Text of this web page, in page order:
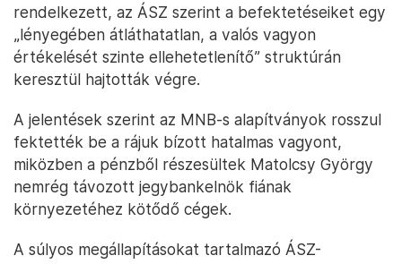
rendelkezett, az ÁSZ szerint a befektetéseiket egy
„lényegében átláthatatlan, a valós vagyon
értékelését szinte ellehetetlenítő” struktúrán
keresztül hajtották végre.
A jelentések szerint az MNB-s alapítványok rosszul
fektették be a rájuk bízott hatalmas vagyont,
miközben a pénzből részesültek Matolcsy György
nemrég távozott jegybankelnök fiának
környezetéhez kötődő cégek.
A súlyos megállapításokat tartalmazó ÁSZ-